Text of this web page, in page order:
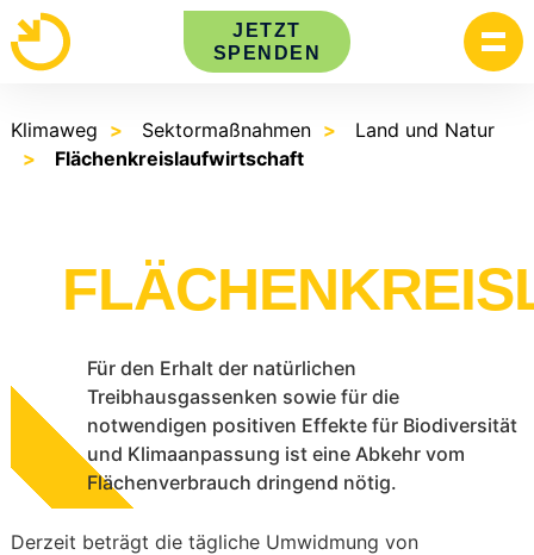
Skip
to
content
JETZT
SPENDEN
Klimaweg Sektormaßnahmen
Land und Natur
Flächenkreislaufwirtschaft
Für den Erhalt der natürlichen
Treibhausgassenken sowie für die
notwendigen positiven Effekte für Biodiversität
und Klimaanpassung ist eine Abkehr vom
Flächenverbrauch dringend nötig.
Derzeit beträgt die tägliche Umwidmung von